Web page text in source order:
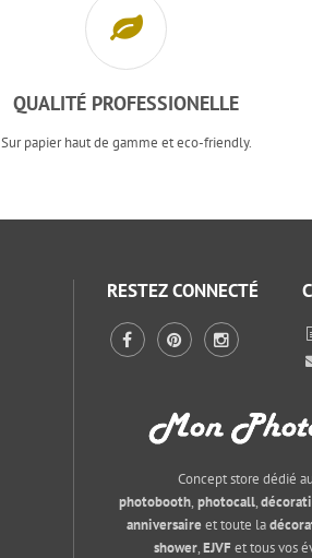
QUALITÉ PROFESSIONELLE
Sur papier haut de gamme et eco-friendly.
RESTEZ CONNECTÉ
Concept store dédié
photobooth,photocall,
anniversaire et toute la
shower,EJVFet tous vos